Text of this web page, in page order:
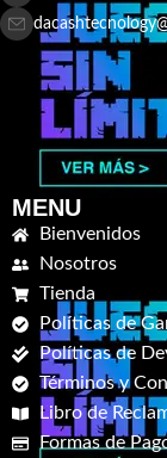
MENU
Bienvenidos
Nosotros
Tienda
Políticas de
Políticas de
Términos y
Libro de
Formas de